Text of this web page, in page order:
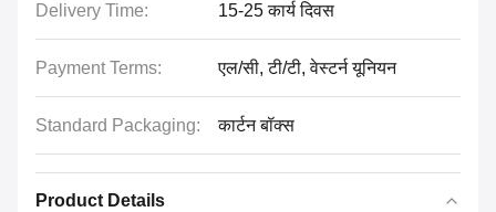
Delivery Time: 15-25 कार्य दिवस
Payment Terms: एल/सी, टी/टी, वेस्टर्न यूनियन
Standard Packaging: कार्टन बॉक्स
Product Details